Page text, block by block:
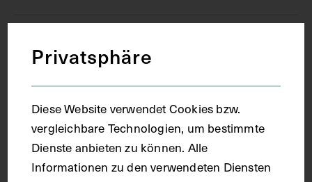
München
Material
Papier
Privatsphäre
Diese Website verwendet Cookies bzw.
vergleichbare Technologien, um bestimmte
Dienste anbieten zu können. Alle
Informationen zu den verwendeten Diensten